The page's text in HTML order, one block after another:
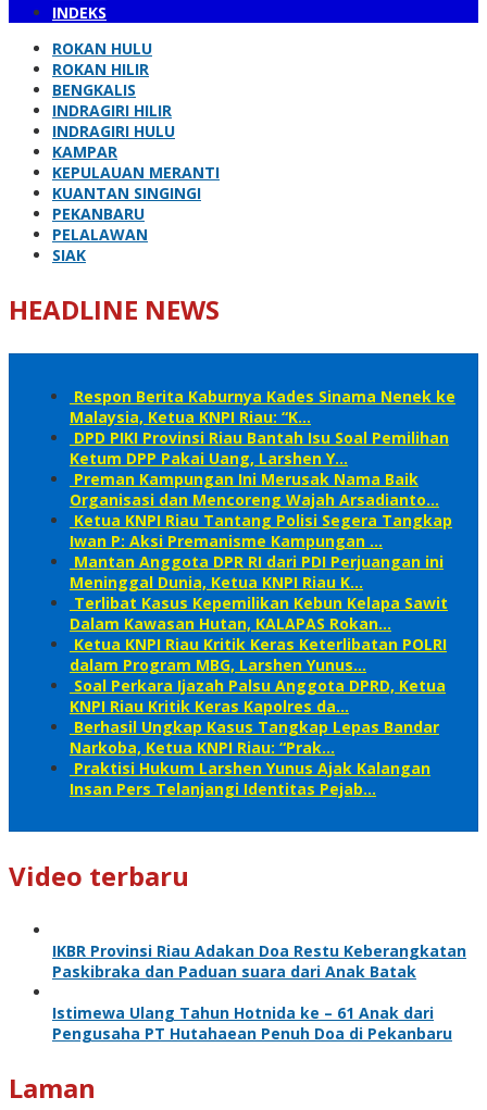
INDEKS
ROKAN HULU
ROKAN HILIR
BENGKALIS
INDRAGIRI HILIR
INDRAGIRI HULU
KAMPAR
KEPULAUAN MERANTI
KUANTAN SINGINGI
PEKANBARU
PELALAWAN
SIAK
HEADLINE NEWS
Respon Berita Kaburnya Kades Sinama Nenek ke
Malaysia, Ketua KNPI Riau: “K…
DPD PIKI Provinsi Riau Bantah Isu Soal Pemilihan
Ketum DPP Pakai Uang, Larshen Y…
Preman Kampungan Ini Merusak Nama Baik
Organisasi dan Mencoreng Wajah Arsadianto…
Ketua KNPI Riau Tantang Polisi Segera Tangkap
Iwan P: Aksi Premanisme Kampungan …
Mantan Anggota DPR RI dari PDI Perjuangan ini
Meninggal Dunia, Ketua KNPI Riau K…
Terlibat Kasus Kepemilikan Kebun Kelapa Sawit
Dalam Kawasan Hutan, KALAPAS Rokan…
Ketua KNPI Riau Kritik Keras Keterlibatan POLRI
dalam Program MBG, Larshen Yunus…
Soal Perkara Ijazah Palsu Anggota DPRD, Ketua
KNPI Riau Kritik Keras Kapolres da…
Berhasil Ungkap Kasus Tangkap Lepas Bandar
Narkoba, Ketua KNPI Riau: “Prak…
Praktisi Hukum Larshen Yunus Ajak Kalangan
Insan Pers Telanjangi Identitas Pejab…
Video terbaru
IKBR Provinsi Riau Adakan Doa Restu Keberangkatan
Paskibraka dan Paduan suara dari Anak Batak
Istimewa Ulang Tahun Hotnida ke – 61 Anak dari
Pengusaha PT Hutahaean Penuh Doa di Pekanbaru
Laman